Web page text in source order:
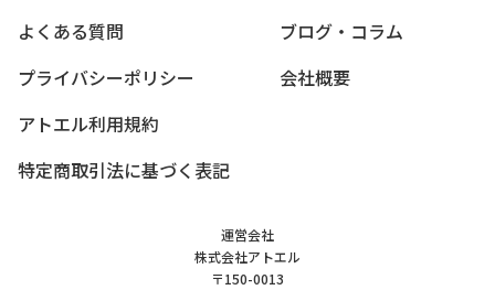
運営会社
株式会社アトエル
〒150-0013
会社概要
よくある質問
ブログ・コラム
プライバシーポリシー
アトエル利用規約
特定商取引法に基づく表記